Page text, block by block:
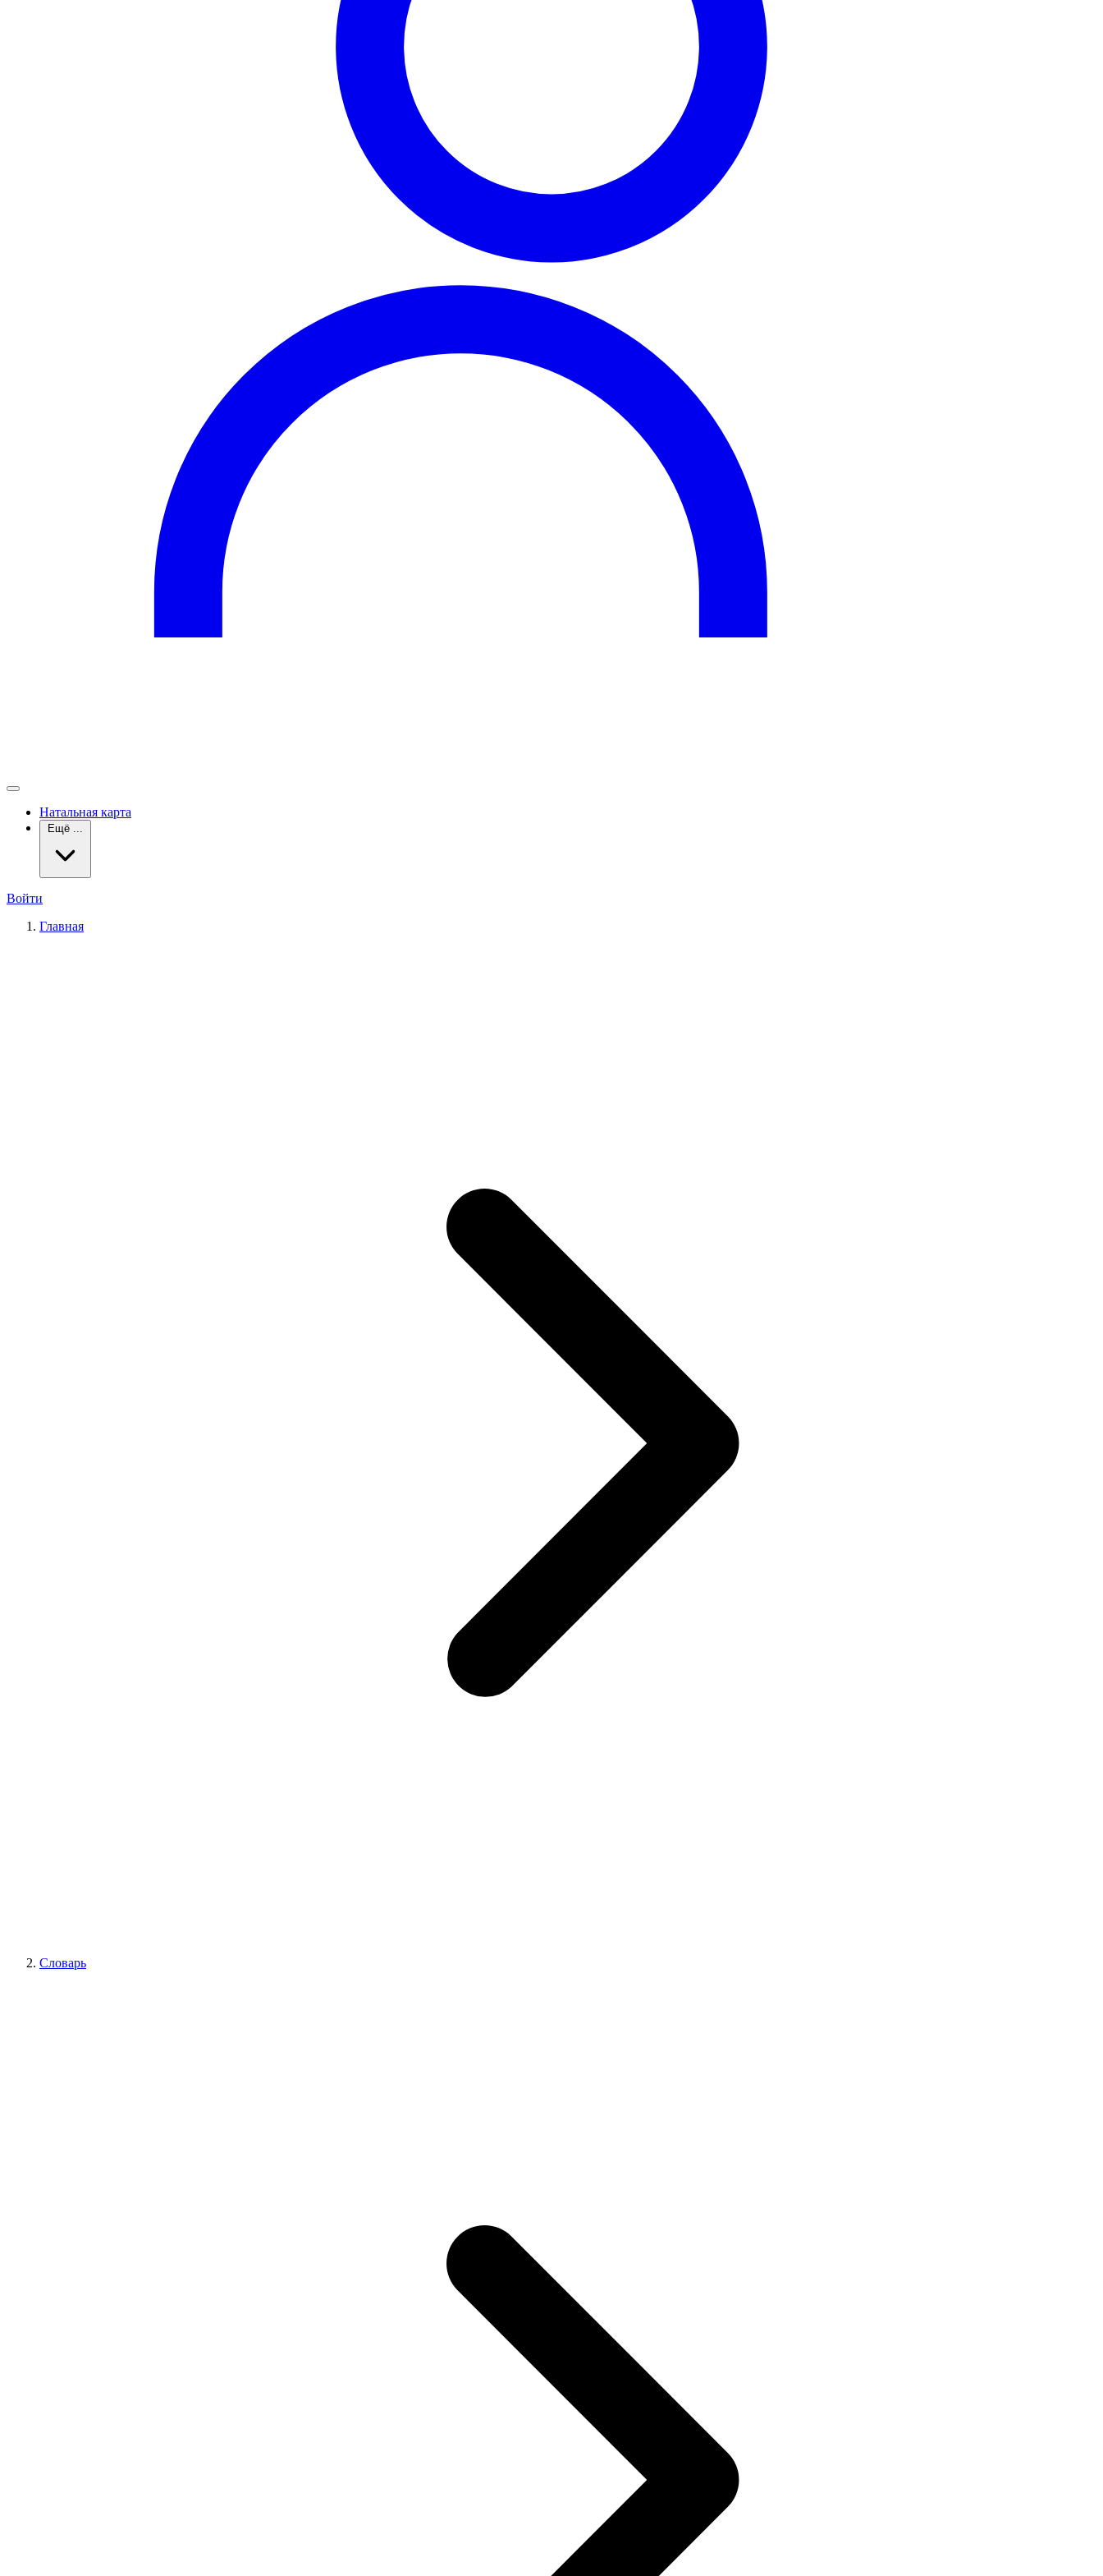
Натальная карта
Ещё ...
Войти
Главная
Словарь